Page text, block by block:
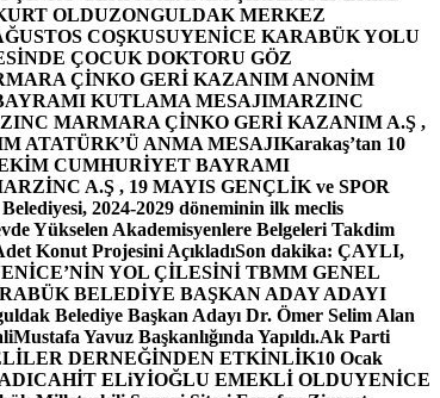
OLDUZONGULDAK MERKEZ
COŞKUSUYENİCE KARABÜK YOLU
ÇOCUK DOKTORU GÖZ
ÇİNKO GERİ KAZANIM ANONİM
KUTLAMA MESAJIMARZINC
MARMARA ÇİNKO GERİ KAZANIM A.Ş ,
ATATÜRK’Ü ANMA MESAJIKarakaş’tan 10
CUMHURİYET BAYRAMI
A.Ş , 19 MAYIS GENÇLİK ve SPOR
2024-2029 döneminin ilk meclis
Yükselen Akademisyenlere Belgeleri Takdim
Konut Projesini AçıkladıSon dakika: ÇAYLI,
YOL ÇİLESİNİ TBMM GENEL
BELEDİYE BAŞKAN ADAY ADAYI
Belediye Başkan Adayı Dr. Ömer Selim Alan
Yavuz Başkanlığında Yapıldı.Ak Parti
DERNEĞİNDEN ETKİNLİK10 Ocak
CAHİT ELiYİOĞLU EMEKLİ OLDUYENİCE